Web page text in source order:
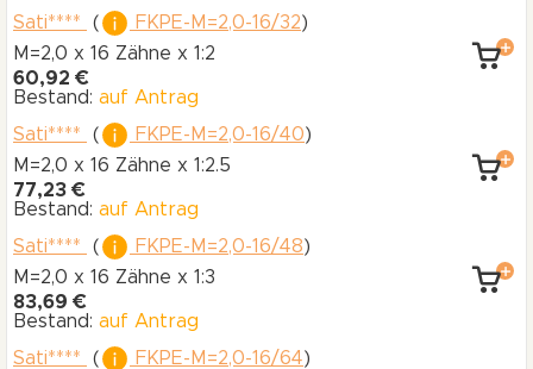
Sati**** ( FKPE-M=2,0-16/32)
M=2,0 x 16 Zähne x 1:2
60,92 €
Bestand: auf Antrag
Sati****
( FKPE-M=2,0-16/40)
M=2,0 x 16 Zähne x 1:2.5
77,23 €
Bestand: auf Antrag
Sati****
( FKPE-M=2,0-16/48)
M=2,0 x 16 Zähne x 1:3
83,69 €
Bestand: auf Antrag
Sati****
( FKPE-M=2,0-16/64)